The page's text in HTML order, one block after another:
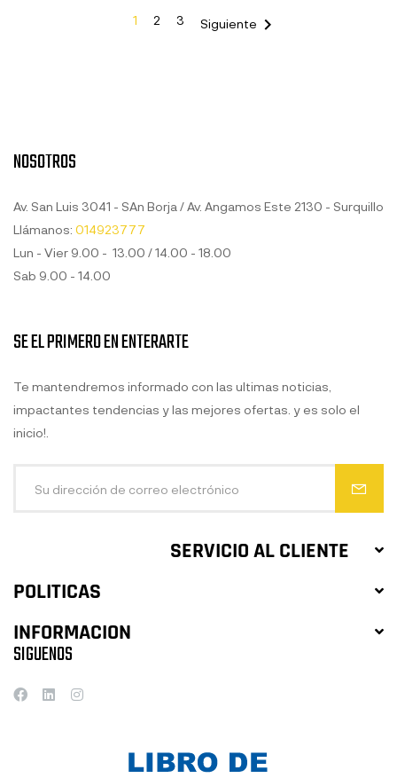
1 2 3 Siguiente 
NOSOTROS
Av. San Luis 3041 - SAn Borja / Av. Angamos Este 2130 - Surquillo
Llámanos: 014923777
Lun - Vier 9.00 - 13.00 / 14.00 - 18.00
Sab 9.00 - 14.00
SERVICIO AL CLIENTE
POLITICAS
INFORMACION
SE EL PRIMERO EN ENTERARTE
Te mantendremos informado con las ultimas noticias,
impactantes tendencias y las mejores ofertas. y es solo el
inicio!.
SIGUENOS